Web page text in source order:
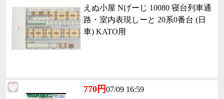
えぬ小屋 Nげーじ 10080 寝台列車通
路・室内表現しーと 20系0番台 (日
車) KATO用
770円07/09 16:59